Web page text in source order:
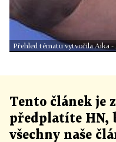
Přehled tématu vytvořila Aika
Tento článek je
předplatíte HN,
všechny naše